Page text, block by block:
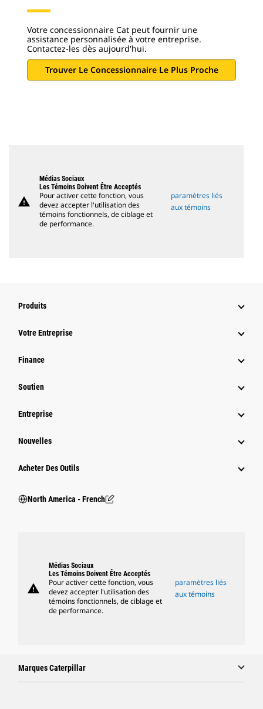
Votre concessionnaire Cat peut fournir une
assistance personnalisée à votre entreprise.
Contactez-les dès aujourd'hui.
Trouver Le Concessionnaire Le Plus Proche
warning
Médias Sociaux
Les Témoins Doivent Être Acceptés
Pour activer cette fonction, vous
devez accepter l'utilisation des
témoins fonctionnels, de ciblage et
de performance.
paramètres liés
aux témoins
Produits
Votre Entreprise
Finance
Soutien
Entreprise
Nouvelles
Acheter Des Outils
North America - French
warning
Médias Sociaux
Les Témoins Doivent Être Acceptés
Pour activer cette fonction, vous
devez accepter l'utilisation des
témoins fonctionnels, de ciblage et
de performance.
paramètres liés
aux témoins
Marques Caterpillar